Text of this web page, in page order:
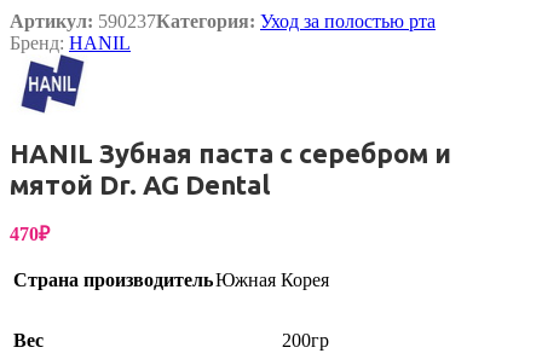
Артикул: 590237Категория: Уход за полостью рта
Бренд: HANIL
HANIL Зубная паста с серебром и
мятой Dr. AG Dental
470₽
Страна производительЮжная Корея
Вес 200гр